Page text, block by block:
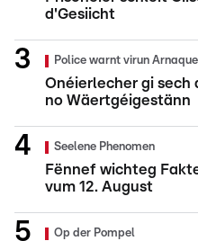
d'Gesiicht
Police warnt virun Arnaque
Onéierlecher gi sech
no Wäertgéigestänn
Seelene Phenomen
Fënnef wichteg
vum 12. August
Op der Pompel